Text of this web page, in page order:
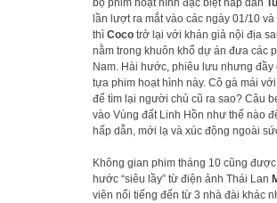
bộ phim hoạt hình đặc biệt hấp dẫn
lần lượt ra mắt vào các ngày 01/10
thì Cocotrở lại với khán giả nội địa
nằm trong khuôn khổ dự án đưa các
Nam. Hài hước, phiêu lưu nhưng
tựa phim hoạt hình này. Cô gà mái
để tìm lại người chủ cũ ra sao? Câu
vào Vùng đất Linh Hồn như thế nào
hấp dẫn, mới lạ và xúc động ngoài
Không gian phim tháng 10 cũng
hước “siêu lầy” từ điện ảnh Thái Lan
viên nổi tiếng đến từ 3 nhà đài khác